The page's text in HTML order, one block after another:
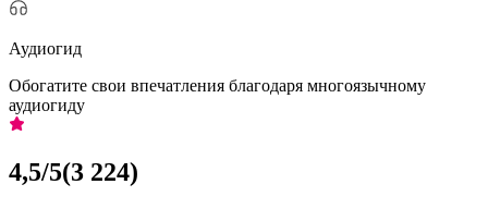
Аудиогид
Обогатите свои впечатления благодаря многоязычному
аудиогиду
4,5/5(3 224)